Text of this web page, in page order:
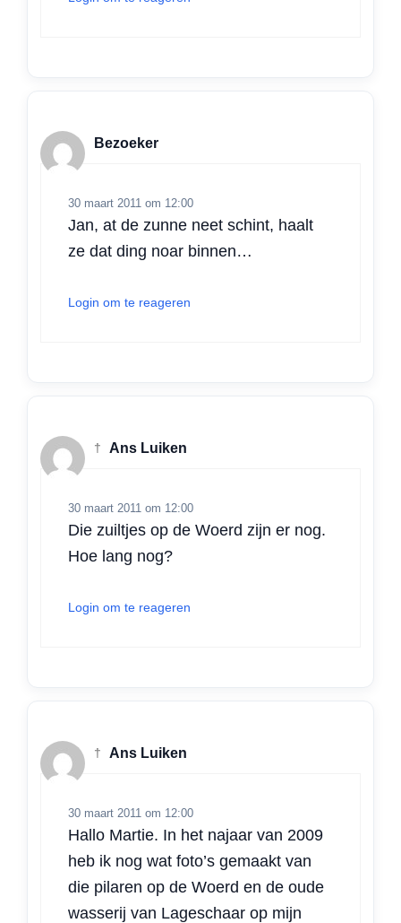
Bezoeker
30 maart 2011 om 12:00
Jan, at de zunne neet schint, haalt
ze dat ding noar binnen…
Login om te reageren
† Ans Luiken
30 maart 2011 om 12:00
Die zuiltjes op de Woerd zijn er nog.
Hoe lang nog?
Login om te reageren
† Ans Luiken
30 maart 2011 om 12:00
Hallo Martie. In het najaar van 2009
heb ik nog wat foto’s gemaakt van
die pilaren op de Woerd en de oude
wasserij van Lageschaar op mijn